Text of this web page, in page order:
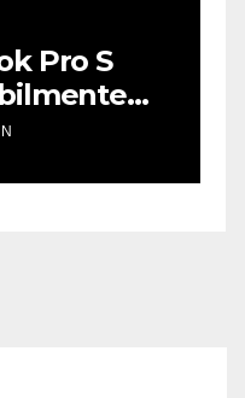
Pro S